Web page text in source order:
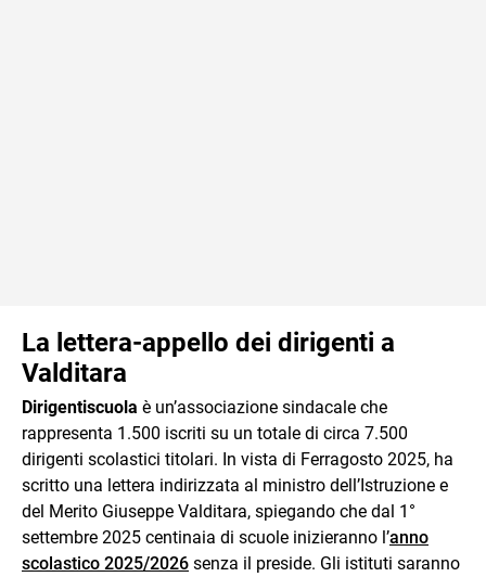
La lettera-appello dei dirigenti a
Valditara
Dirigentiscuola è un’associazione sindacale che
rappresenta 1.500 iscriti su un totale di circa 7.500
dirigenti scolastici titolari. In vista di Ferragosto 2025, ha
scritto una lettera indirizzata al ministro dell’Istruzione e
del Merito Giuseppe Valditara, spiegando che dal 1°
settembre 2025 centinaia di scuole inizieranno l’anno
scolastico 2025/2026 senza il preside. Gli istituti saranno